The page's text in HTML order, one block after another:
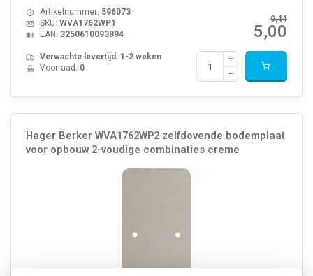
9,44
5,00
Artikelnummer: 596073
SKU: WVA1762WP1
EAN: 3250610093894
Verwachte levertijd: 1-2 weken
Voorraad: 0
Hager Berker WVA1762WP2 zelfdovende bodemplaat
voor opbouw 2-voudige combinaties creme